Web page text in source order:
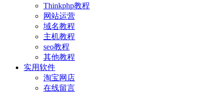
Thinkphp教程
网站运营
域名教程
主机教程
seo教程
其他教程
实用软件
淘宝网店
在线留言